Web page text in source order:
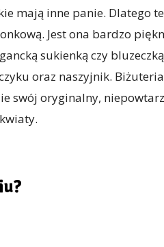
mają inne panie. Dlatego
Jest ona bardzo
sukienką czy
oraz naszyjnik.
swój oryginalny,